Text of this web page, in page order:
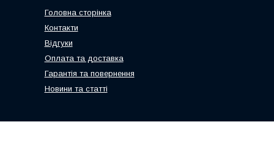
Головна сторінка
Контакти
Відгуки
Оплата та доставка
Гарантія та повернення
Новини та статті